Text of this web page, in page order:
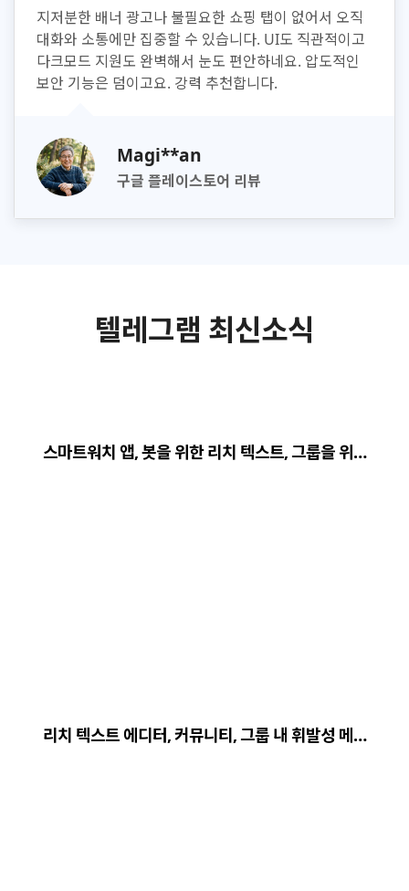
지저분한 배너 광고나 불필요한 쇼핑 탭이 없어서 오직
대화와 소통에만 집중할 수 있습니다. UI도 직관적이고
다크모드 지원도 완벽해서 눈도 편안하네요. 압도적인
보안 기능은 덤이고요. 강력 추천합니다.
Magi**an
구글 플레이스토어 리뷰
텔레그램 최신소식
스마트워치 앱, 봇을 위한 리치 텍스트, 그룹을 위…
리치 텍스트 에디터, 커뮤니티, 그룹 내 휘발성 메…